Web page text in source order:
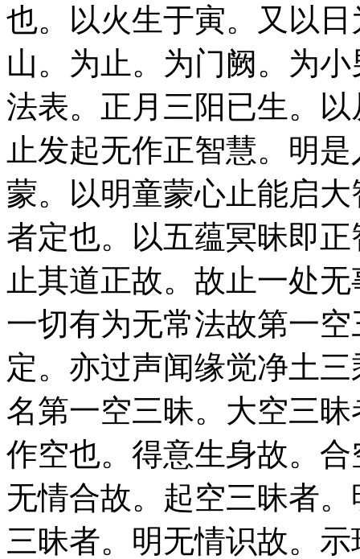
也。以火生于寅。又以
山。为止。为门阙。为
法表。正月三阳已生。
止发起无作正智慧。明
蒙。以明童蒙心止能启
者定也。以五蕴冥昧即
止其道正故。故止一处
一切有为无常法故第一
定。亦过声闻缘觉净土
名第一空三昧。大空三
作空也。得意生身故。
无情合故。起空三昧者
三昧者。明无情识故。